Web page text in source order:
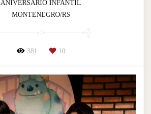
ANIVERSÁRIO INFANTIL
MONTENEGRO/RS
381 10